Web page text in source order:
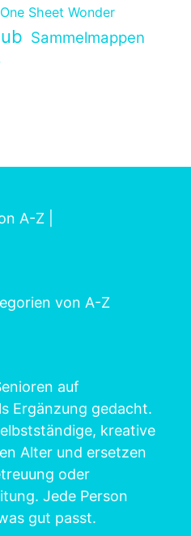
One Sheet Wonder
Sammelmappen
A-Z
von A-Z
auf
Ergänzung gedacht.
kreative
Alter und ersetzen
oder
Jede Person
gut passt.